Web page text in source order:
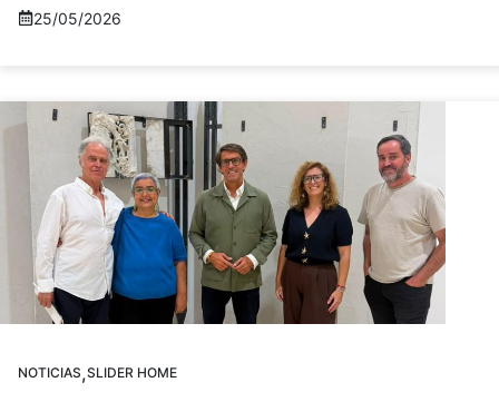
25/05/2026
NOTICIAS,SLIDER HOME